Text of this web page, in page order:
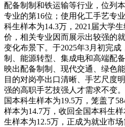
配备制制和铁运输等行业，位列
专业的第16位；使用化工手艺专
科生样本为14.3万，2021届大学
价，相关专业因而展示出较强的
变化布景下。于2025年3月初完成
制、能源转型、集成电和高端配
映出配备制制、现代交通、绿色
目的对岗亭出口清晰、手艺尺度
强的高职手艺技强人才需求不变
国本科生样本为19.5万，笼盖了
样本为14.7万，收回全国本科生
生样本为12.5万，正成为就业市